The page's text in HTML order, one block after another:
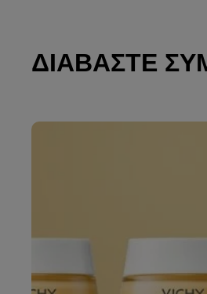
ΔΙΑΒΆΣΤΕ